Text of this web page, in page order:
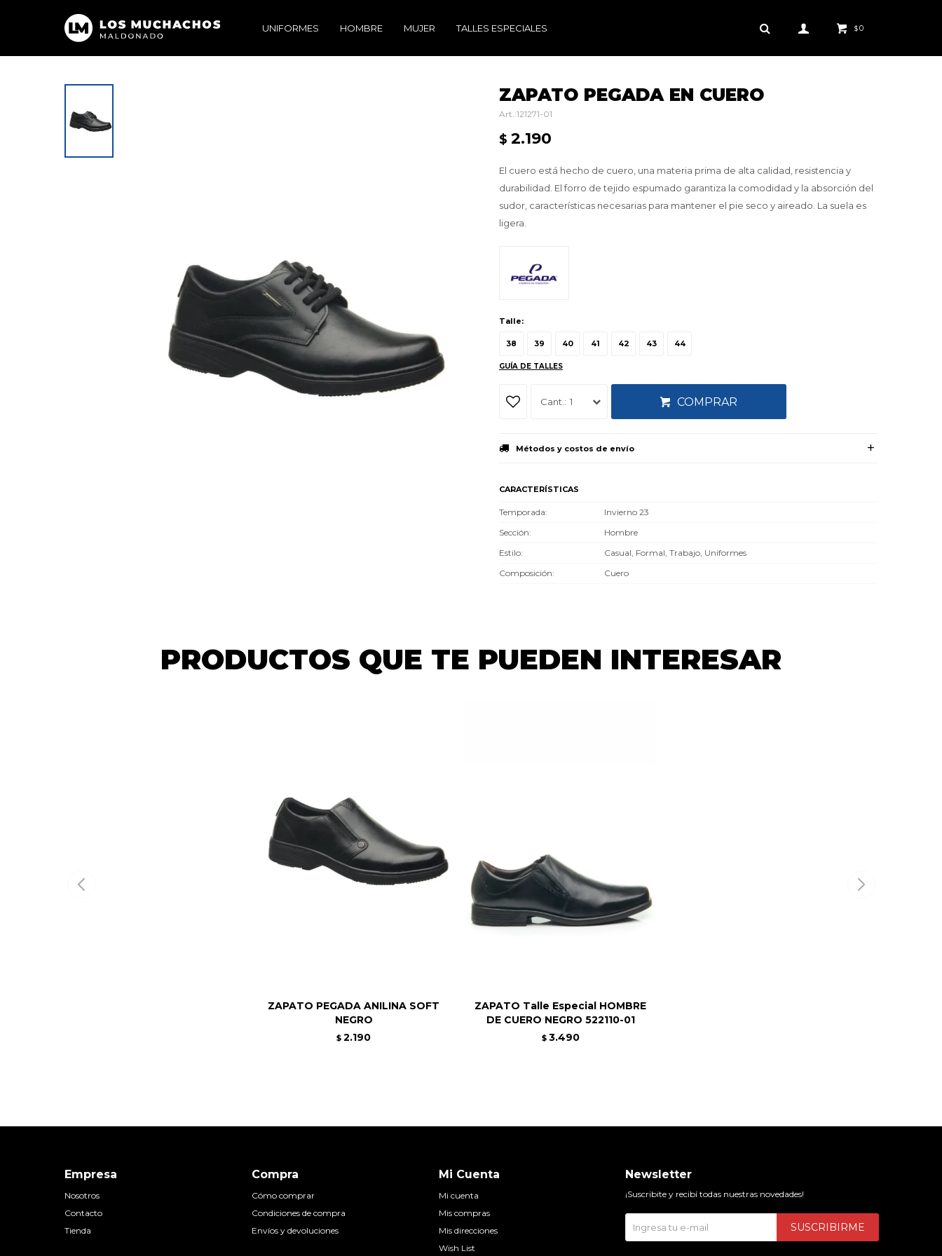
UNIFORMES HOMBRE MUJER TALLES ESPECIALES $0
ZAPATO PEGADA EN CUERO
121271-01
$ 2.190
El cuero está hecho de cuero, una materia prima de alta calidad, resistencia y
durabilidad. El forro de tejido espumado garantiza la comodidad y la absorción del
sudor, características necesarias para mantener el pie seco y aireado. La suela es
ligera.
Talle:
38 39 40 41 42 43 44
GUÍA DE TALLES
1 COMPRAR
Métodos y costos de envío
CARACTERÍSTICAS
Temporada
Invierno 23
Sección
Hombre
Estilo
Casual, Formal, Trabajo, Uniformes
Composición
Cuero
PRODUCTOS QUE TE PUEDEN INTERESAR
ZAPATO PEGADA ANILINA SOFT
NEGRO
$ 2.190
ZAPATO Talle Especial HOMBRE
DE CUERO NEGRO 522110-01
$ 3.490
Empresa
Nosotros
Contacto
Tienda
Compra
Cómo comprar
Condiciones de compra
Envíos y devoluciones
Mi Cuenta
Mi cuenta
Mis compras
Mis direcciones
Wish List
Newsletter
¡Suscribite y recibí todas nuestras novedades!
SUSCRIBIRME